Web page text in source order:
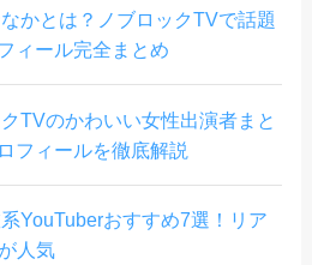
かとは？ノブロックTVで話題
ィール完全まとめ
TVのかわいい女性出演者まと
フィールを徹底解説
YouTuberおすすめ7選！リア
人気